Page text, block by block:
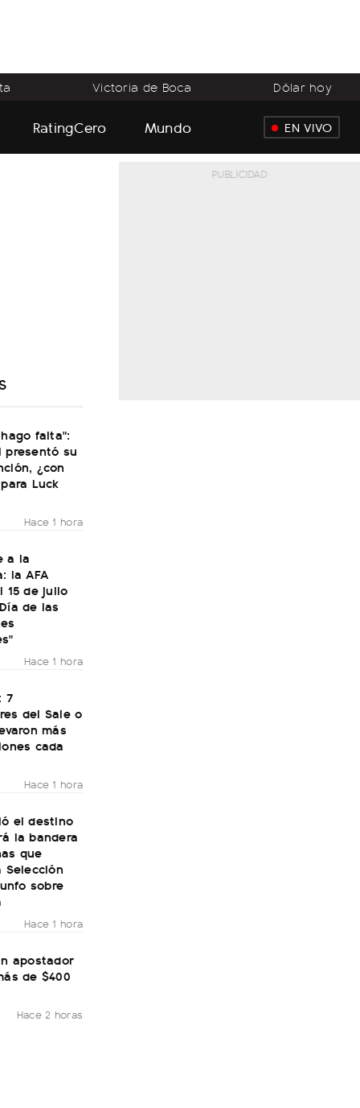
Victoria de Boca Dólar hoy
RatingCero Mundo EN VIVO
falta":
presentó su
¿con
Luck
Hace 1 hora
a la
la AFA
15 de julio
de las
Hace 1 hora
7
del Sale o
más
cada
Hace 1 hora
el destino
la bandera
que
sobre
Hace 1 hora
apostador
de $400
Hace 2 horas